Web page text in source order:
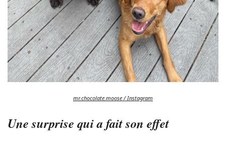
mr.chocolate.moose / Instagram
Une surprise qui a fait son effet